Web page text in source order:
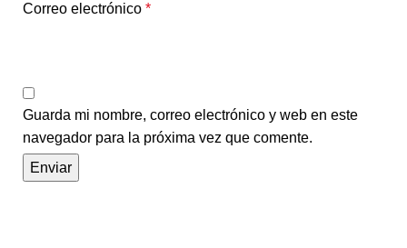
Correo electrónico *
Guarda mi nombre, correo electrónico y web en este
navegador para la próxima vez que comente.